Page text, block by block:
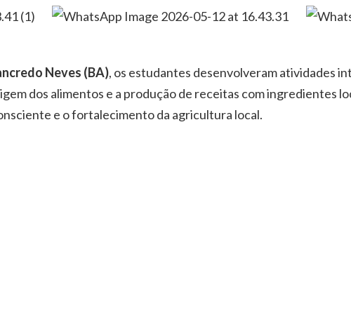
Neves (BA), os estudantes desenvolveram atividades
dos alimentos e a produção de receitas com ingredientes
e o fortalecimento da agricultura local.